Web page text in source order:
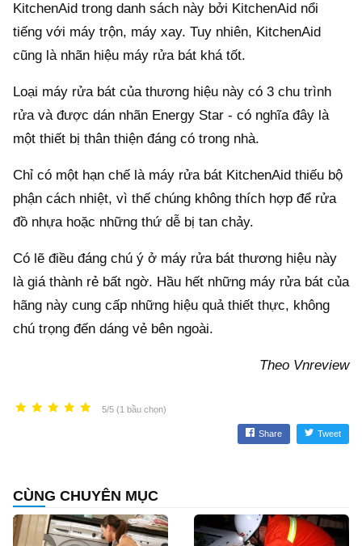
KitchenAid trong danh sách này bởi KitchenAid nổi
tiếng với máy trộn, máy xay. Tuy nhiên, KitchenAid
cũng là nhãn hiệu máy rửa bát khá tốt.
Loại máy rửa bát của thương hiệu này có 3 chu trình
rửa và được dán nhãn Energy Star - có nghĩa đây là
một thiết bị thân thiện đáng có trong nhà.
Chỉ có một hạn chế là máy rửa bát KitchenAid thiếu bộ
phận cách nhiệt, vì thế chúng không thích hợp để rửa
đồ nhựa hoặc những thứ dễ bị tan chảy.
Có lẽ điều đáng chú ý ở máy rửa bát thương hiệu này
là giá thành rẻ bất ngờ. Hầu hết những máy rửa bát của
hãng này cung cấp những hiệu quả thiết thực, không
chú trọng đến dáng vẻ bên ngoài.
Theo Vnreview
5/5 (1 bầu chọn)
Share Tweet
CÙNG CHUYÊN MỤC